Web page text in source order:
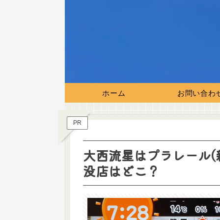
ホーム お問い合わ
PR
大西流星はプラレール
没店はどこ？